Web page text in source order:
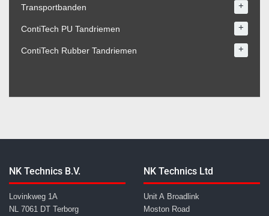
Transportbanden +
ContiTech PU Tandriemen +
ContiTech Rubber Tandriemen +
NK Technics B.V.
Lovinkweg 1A
NL 7061 DT Terborg
NK Technics Ltd
Unit A Broadlink
Moston Road